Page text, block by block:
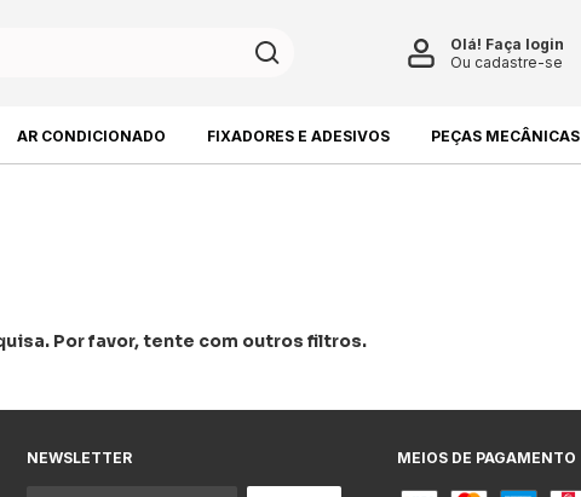
Olá! Faça login
Ou cadastre-se
AR CONDICIONADO FIXADORES E ADESIVOS PEÇAS MECÂNICAS
Por favor, tente com outros filtros.
NEWSLETTER MEIOS DE PAGAMENTO